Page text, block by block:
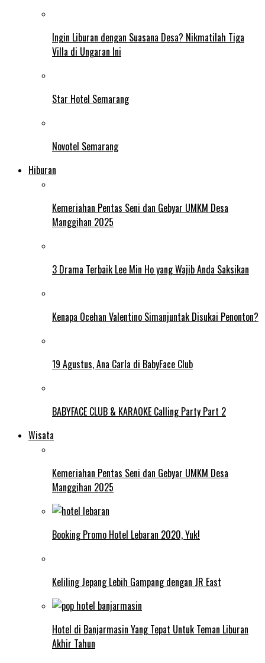
Ingin Liburan dengan Suasana Desa? Nikmatilah Tiga
Villa di Ungaran Ini
Star Hotel Semarang
Novotel Semarang
Hiburan
Kemeriahan Pentas Seni dan Gebyar UMKM Desa
Manggihan 2025
3 Drama Terbaik Lee Min Ho yang Wajib Anda Saksikan
Kenapa Ocehan Valentino Simanjuntak Disukai Penonton?
19 Agustus, Ana Carla di BabyFace Club
BABYFACE CLUB & KARAOKE Calling Party Part 2
Wisata
Kemeriahan Pentas Seni dan Gebyar UMKM Desa
Manggihan 2025
Booking Promo Hotel Lebaran 2020, Yuk!
Keliling Jepang Lebih Gampang dengan JR East
Hotel di Banjarmasin Yang Tepat Untuk Teman Liburan
Akhir Tahun